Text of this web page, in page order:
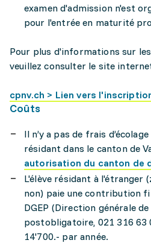
examen d'admission n'est
pour l'entrée en maturité
Pour plus d'informations sur
veuillez consulter le site
cpnv.ch > Lien vers
Coûts
Il n’y a pas de frais
résidant dans le canton de
autorisation du canton de
L'élève résidant à l'étranger
non) paie une contribution
DGEP (Direction générale
postobligatoire, 021 316 63
14'700.- par année.